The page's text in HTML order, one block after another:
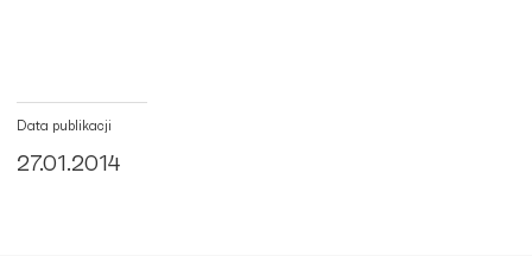
Data publikacji
27.01.2014